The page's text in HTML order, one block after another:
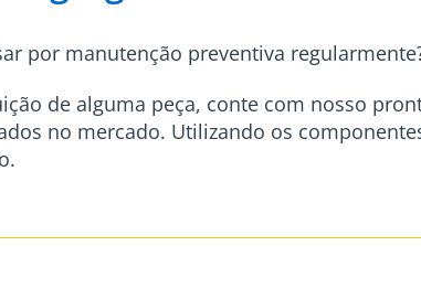
por manutenção preventiva
de alguma peça, conte com nosso
no mercado. Utilizando os